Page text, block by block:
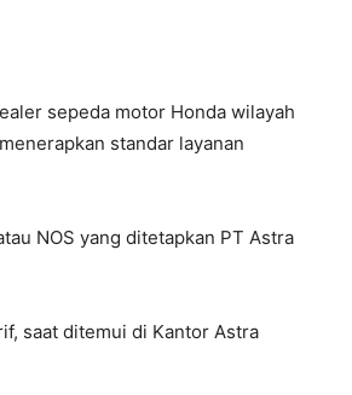
sepeda motor Honda wilayah
standar layanan
NOS yang ditetapkan PT Astra
saat ditemui di Kantor Astra